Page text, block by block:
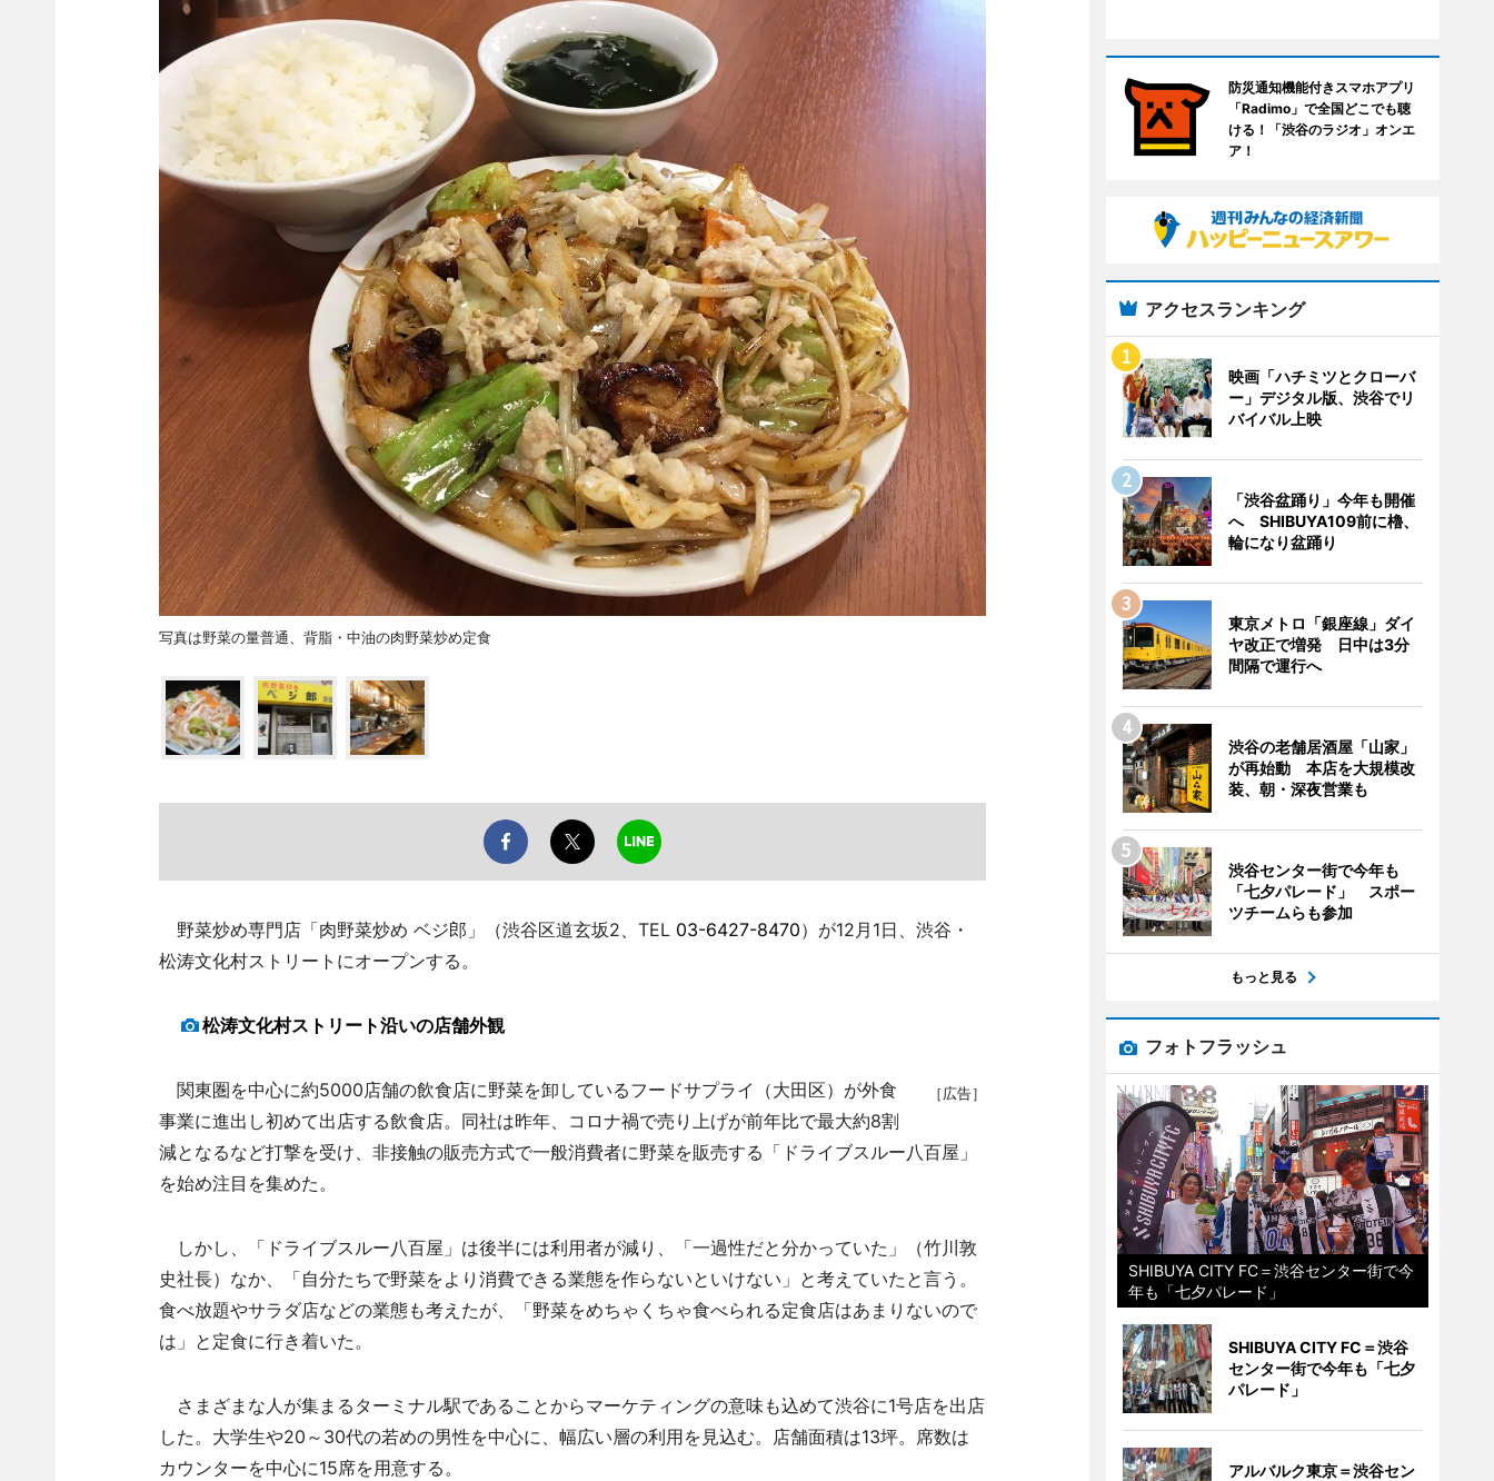
写真は野菜の量普通、背脂・中油の肉野菜炒め定食
野菜炒め専門店「肉野菜炒め ベジ郎」（渋谷区道玄坂2、TEL 03-6427-8470）が12月1日、渋谷・
松涛文化村ストリートにオープンする。
松涛文化村ストリート沿いの店舗外観
［広告］
関東圏を中心に約5000店舗の飲食店に野菜を卸しているフードサプライ（大田区）が外食
事業に進出し初めて出店する飲食店。同社は昨年、コロナ禍で売り上げが前年比で最大約8割
減となるなど打撃を受け、非接触の販売方式で一般消費者に野菜を販売する「ドライブスルー八百屋」
を始め注目を集めた。
しかし、「ドライブスルー八百屋」は後半には利用者が減り、「一過性だと分かっていた」（竹川敦
史社長）なか、「自分たちで野菜をより消費できる業態を作らないといけない」と考えていたと言う。
食べ放題やサラダ店などの業態も考えたが、「野菜をめちゃくちゃ食べられる定食店はあまりないので
は」と定食に行き着いた。
さまざまな人が集まるターミナル駅であることからマーケティングの意味も込めて渋谷に1号店を出店
した。大学生や20～30代の若めの男性を中心に、幅広い層の利用を見込む。店舗面積は13坪。席数は
カウンターを中心に15席を用意する。
防災通知機能付きスマホアプリ
「Radimo」で全国どこでも聴
ける！「渋谷のラジオ」オンエ
ア！
アクセスランキング
映画「ハチミツとクローバ
ー」デジタル版、渋谷でリ
バイバル上映
「渋谷盆踊り」今年も開催
へ SHIBUYA109前に櫓、
輪になり盆踊り
東京メトロ「銀座線」ダイ
ヤ改正で増発 日中は3分
間隔で運行へ
渋谷の老舗居酒屋「山家」
が再始動 本店を大規模改
装、朝・深夜営業も
渋谷センター街で今年も
「七夕パレード」 スポー
ツチームらも参加
もっと見る
フォトフラッシュ
SHIBUYA CITY FC＝渋谷センター街で今
年も「七夕パレード」
SHIBUYA CITY FC＝渋谷
センター街で今年も「七夕
パレード」
アルバルク東京＝渋谷セン